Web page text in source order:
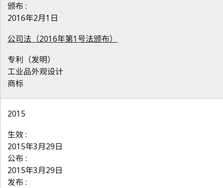
颁布 :
2016年2月1日
公司法（2016年第1号法颁布）
专利（发明）
工业品外观设计
商标
2015
生效 :
2015年3月29日
公布 :
2015年3月29日
发布 :